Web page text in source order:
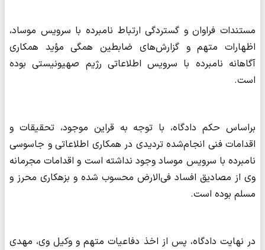
مستندات فراوان و گستردگی ارتباط نامبرده با سرویس موساد،
اظهارات متهم و گزارش‌های ضابطین همگی مؤید همکاری
آگاهانه نامبرده با سرویس اطلاعاتی رژیم صهیونیستی بوده
است.
براساس حکم دادگاه، با توجه به قراین موجود، تحقیقات و
اقدامات فنی انجام‌شده تردیدی در همکاری اطلاعاتی و جاسوسی
نامبرده با سرویس موساد وجود نداشته است و اقدامات مجرمانه
وی از مصادیق افساد فی‌الارض محسوب شده و بزهکاری محرز و
مسلم بوده است.
در نهایت دادگاه، پس از اخذ دفاعیات متهم و وکیل وی، مهدی